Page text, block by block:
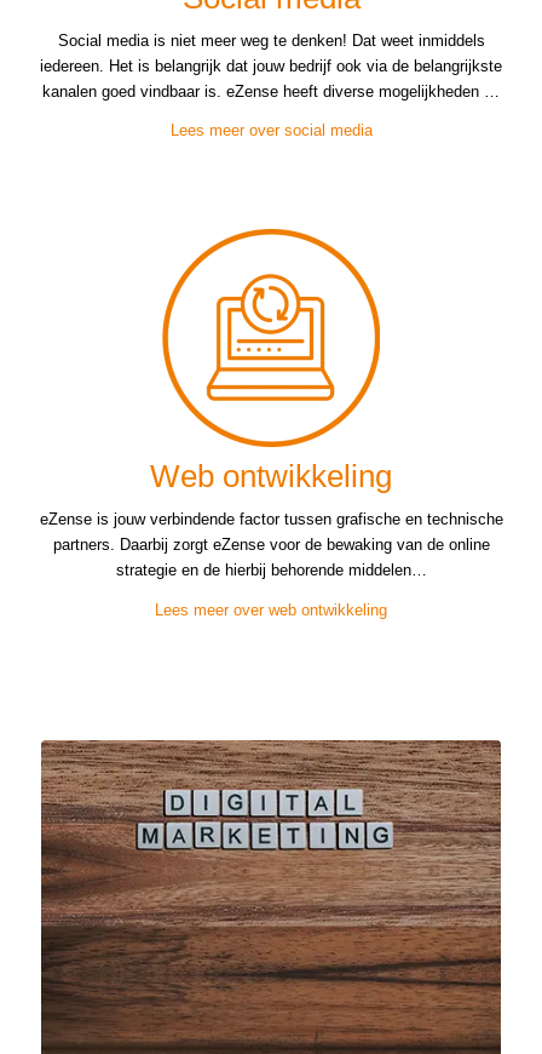
Social media is niet meer weg te denken! Dat weet inmiddels
iedereen. Het is belangrijk dat jouw bedrijf ook via de belangrijkste
kanalen goed vindbaar is. eZense heeft diverse mogelijkheden …
Lees meer over social media
Web ontwikkeling
eZense is jouw verbindende factor tussen grafische en technische
partners. Daarbij zorgt eZense voor de bewaking van de online
strategie en de hierbij behorende middelen…
Lees meer over web ontwikkeling